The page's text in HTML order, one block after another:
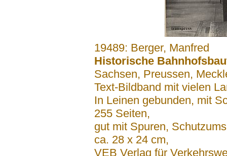
19489: Berger, Manfred
Historische
Sachsen, Preussen,
Text-Bildband mit vielen
In Leinen gebunden, mit
255 Seiten,
gut mit Spuren,
ca. 28 x 24 cm,
VEB Verlag für